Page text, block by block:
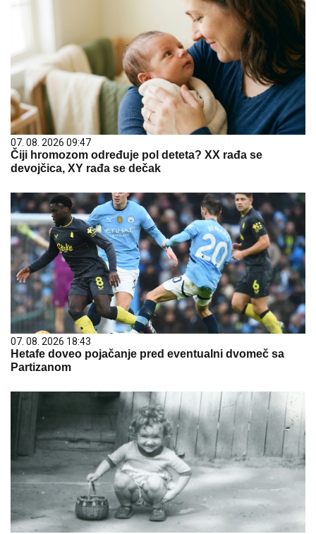
07. 08. 2026 09:47
Čiji hromozom određuje pol deteta? XX rađa se
devojčica, XY rađa se dečak
07. 08. 2026 18:43
Hetafe doveo pojačanje pred eventualni dvomeč sa
Partizanom